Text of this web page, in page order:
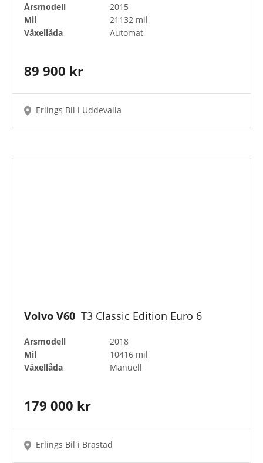
Årsmodell
2015
Mil
21132 mil
Växellåda
Automat
89 900 kr
Erlings Bil i Uddevalla
Volvo V60 T3 Classic Edition Euro 6
Årsmodell
2018
Mil
10416 mil
Växellåda
Manuell
179 000 kr
Erlings Bil i Brastad